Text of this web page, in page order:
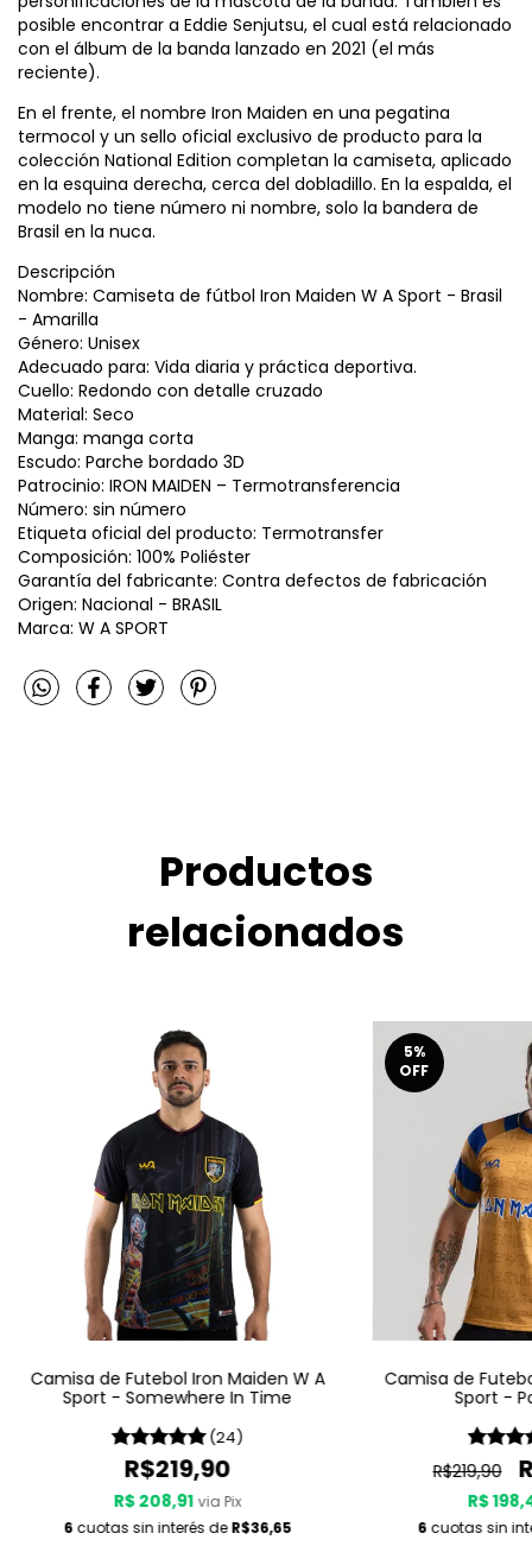
posible encontrar a Eddie Senjutsu, el cual está relacionado
con el álbum de la banda lanzado en 2021 (el más
reciente).
En el frente, el nombre Iron Maiden en una pegatina
termocol y un sello oficial exclusivo de producto para la
colección National Edition completan la camiseta, aplicado
en la esquina derecha, cerca del dobladillo. En la espalda, el
modelo no tiene número ni nombre, solo la bandera de
Brasil en la nuca.
Descripción
Nombre: Camiseta de fútbol Iron Maiden W A Sport - Brasil
- Amarilla
Género: Unisex
Adecuado para: Vida diaria y práctica deportiva.
Cuello: Redondo con detalle cruzado
Material: Seco
Manga: manga corta
Escudo: Parche bordado 3D
Patrocinio: IRON MAIDEN – Termotransferencia
Número: sin número
Etiqueta oficial del producto: Termotransfer
Composición: 100% Poliéster
Garantía del fabricante: Contra defectos de fabricación
Origen: Nacional - BRASIL
Marca: W A SPORT
Productos
relacionados
Camisa de Futebol Iron Maiden W A
Sport - Somewhere In Time
(24)
R$219,90
R$ 208,91 via Pix
6 cuotas sin interés deR$36,65
5%
OFF
Camisa de
Sport -
R$219,90
R$
6 cuotas sin